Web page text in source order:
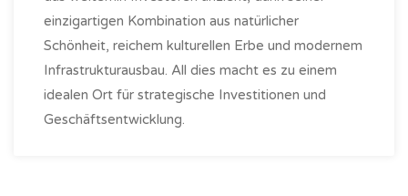
einzigartigen Kombination aus natürlicher
Schönheit, reichem kulturellen Erbe und modernem
Infrastrukturausbau. All dies macht es zu einem
idealen Ort für strategische Investitionen und
Geschäftsentwicklung.